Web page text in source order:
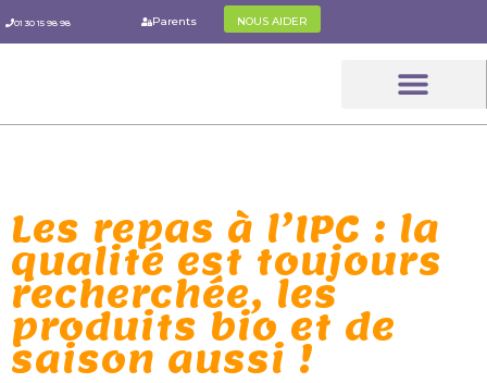
au
01 30 15 98 98 Parents NOUS AIDER
Les repas à l’IPC : la
qualité est toujours
recherchée, les
produits bio et de
saison aussi !